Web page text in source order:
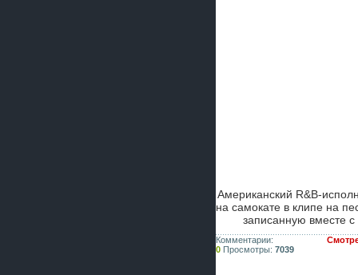
Американский R&B-
на самокате в клипе на
записанную вместе
Комментарии:
0 Просмотры: 7039